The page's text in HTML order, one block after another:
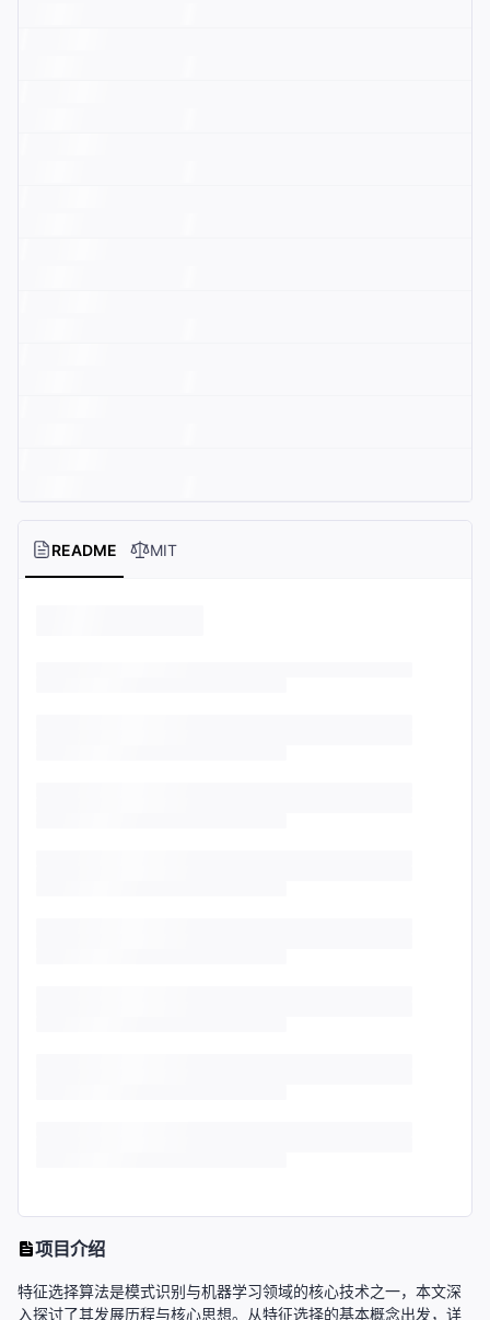
README MIT
项目介绍
特征选择算法是模式识别与机器学习领域的核心技术之一，本文深
入探讨了其发展历程与核心思想。从特征选择的基本概念出发，详